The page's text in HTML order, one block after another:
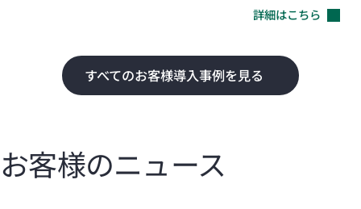
詳細はこちら
すべてのお客様導入事例を見る
お客様のニュース